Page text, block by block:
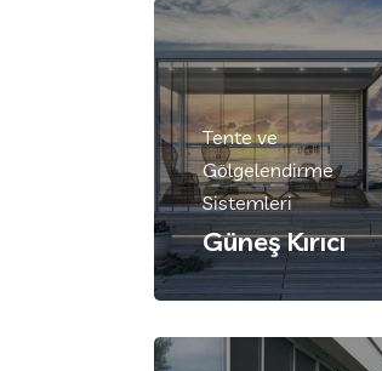
Güneş Kırıcı
Tente ve
Gölgelendirme
Sistemleri